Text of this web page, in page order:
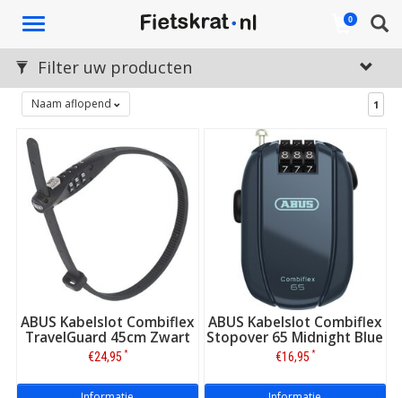
Toggle
0
Filter uw producten
Naam aflopend 1
ABUS Kabelslot Combiflex
TravelGuard 45cm Zwart
€24,95 *
ABUS Kabelslot Combiflex
Stopover 65 Midnight Blue
€16,95 *